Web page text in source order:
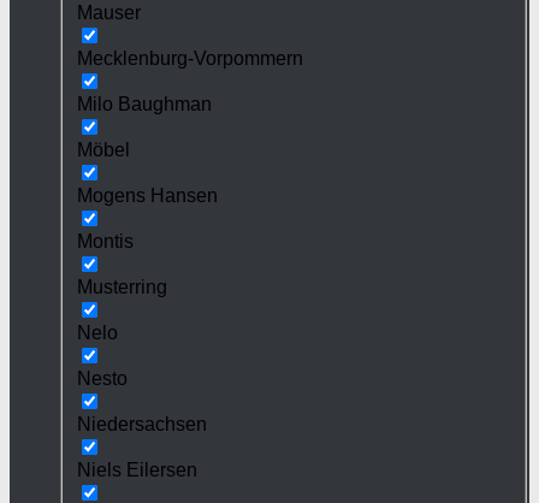
Mauser
Mecklenburg-Vorpommern
Milo Baughman
Möbel
Mogens Hansen
Montis
Musterring
Nelo
Nesto
Niedersachsen
Niels Eilersen